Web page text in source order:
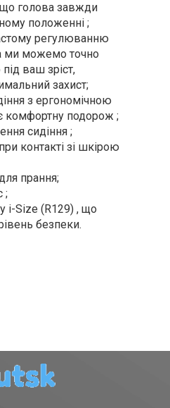
що голова завжди
положенні ;
регулюванню
ми можемо точно
ваш зріст,
захист;
з ергономічною
комфортну подорож ;
сидіння ;
контакті зі шкірою
прання;
;
i-Size (R129) , що
безпеки.